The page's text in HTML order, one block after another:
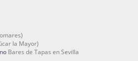
la Mayor)
Bares de Tapas en Sevilla